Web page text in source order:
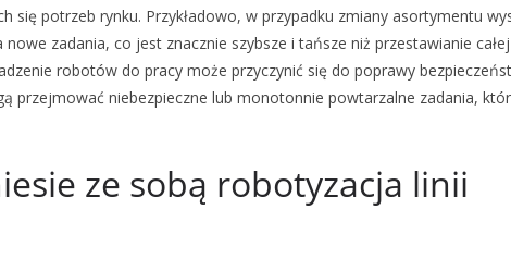
się potrzeb rynku. Przykładowo, w przypadku zmiany asortymentu
zadania, co jest znacznie szybsze i tańsze niż przestawianie
robotów do pracy może przyczynić się do poprawy
przejmować niebezpieczne lub monotonnie powtarzalne zadania,
ze sobą robotyzacja linii